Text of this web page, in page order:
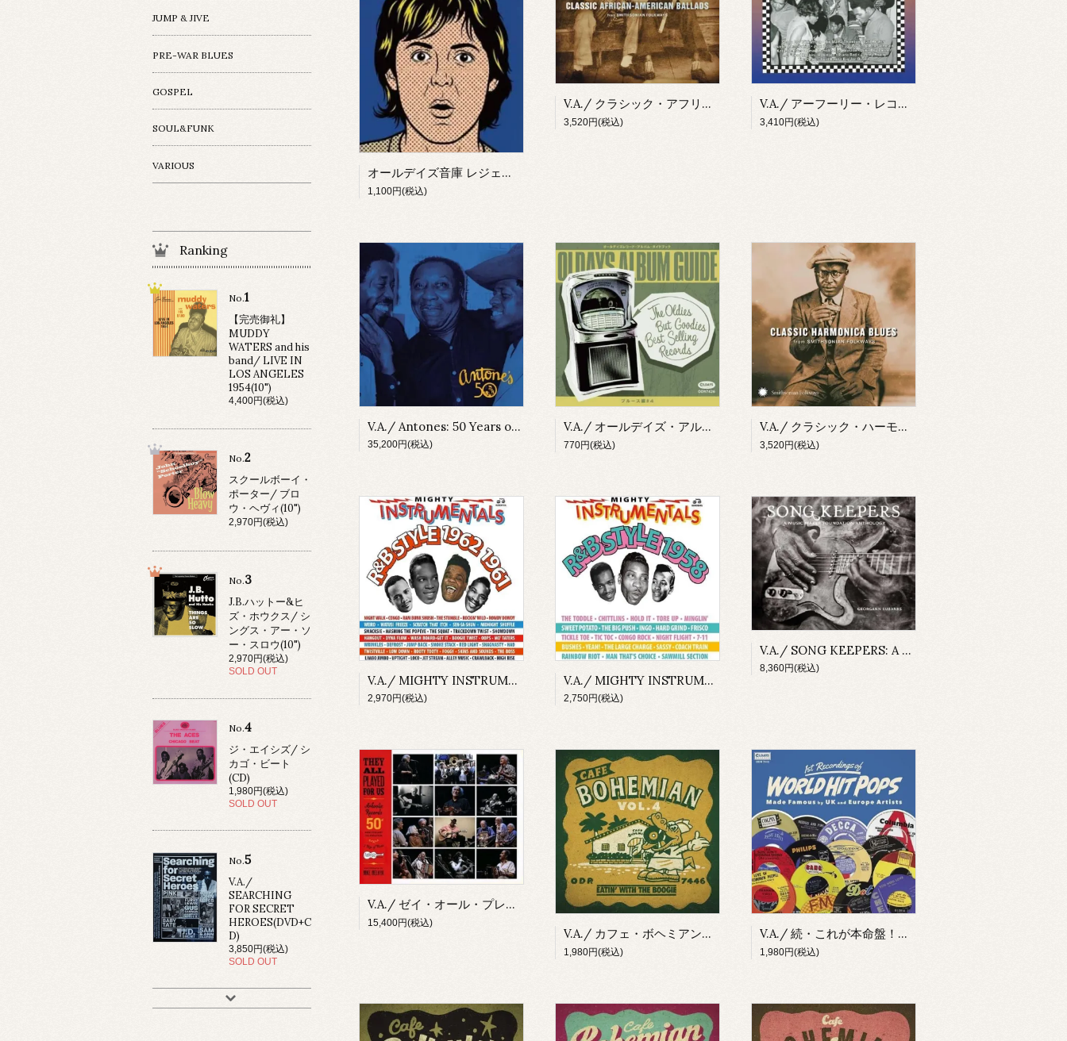
オールデイズ音庫 レジェンド達のプレイリスト4：ポール・マッカートニー編(CD)
1,100円(税込)
V.A./ クラシック・アフリカン・アメリカン・バラッズ From スミソニアン・フォークウェイズ(CD)
3,520円(税込)
V.A./ アーフーリー・レコード Presents アーバン・ブルース・クラシックス(CD)
3,410円(税込)
V.A./ Antones: 50 Years of The Blues(4LP+7"+Booklet-BOX)
35,200円(税込)
V.A./ オールデイズ・アルバム・ガイド46：ブルース編#4(CD)
770円(税込)
V.A./ クラシック・ハーモニカ・ブルース From スミソニアン・フォークウェイズ(CD)
3,520円(税込)
V.A./ MIGHTY INSTRUMENTALS R&B-STYLE 1962 1961(2CD-R+2CD-R)
2,970円(税込)
V.A./ MIGHTY INSTRUMENTALS R&B-STYLE 1958(2CD-R)
2,750円(税込)
V.A./ SONG KEEPERS: A MUSIC MAKER FOUNDATION ANTHOLOGY(4CD-BOX)
8,360円(税込)
V.A./ ゼイ・オール・プレイド・フォー・アス～アーフーリー・レコード50周年記念フェスティヴァル(4CD+豪華本)
15,400円(税込)
V.A./ カフェ・ボヘミアン：Vol.4 イーティン・ウィズ・ザ・ブギ(CD)
1,980円(税込)
V.A./ 続・これが本命盤！英・欧州アーティストが大ヒットさせた曲のオリジナルを集めてみました(CD)
1,980円(税込)
JUMP & JIVE
PRE-WAR BLUES
GOSPEL
SOUL&FUNK
VARIOUS
Ranking
No.1
【完売御礼】
MUDDY
WATERS and his
band/ LIVE IN
LOS ANGELES
1954(10")
4,400円(税込)
No.2
スクールボーイ・
ポーター/ ブロ
ウ・ヘヴィ(10")
2,970円(税込)
No.3
J.B.ハットー&ヒ
ズ・ホウクス/ シ
ングス・アー・ソ
ー・スロウ(10")
2,970円(税込)
SOLD OUT
No.4
ジ・エイシズ/ シ
カゴ・ビート
(CD)
1,980円(税込)
SOLD OUT
No.5
V.A./
SEARCHING
FOR SECRET
HEROES(DVD+C
D)
3,850円(税込)
SOLD OUT